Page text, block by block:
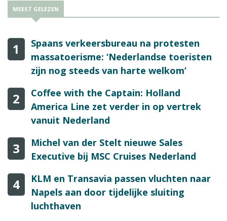
MEEST GELEZEN
1
Spaans verkeersbureau na protesten
massatoerisme: ‘Nederlandse toeristen
zijn nog steeds van harte welkom’
2
Coffee with the Captain: Holland
America Line zet verder in op vertrek
vanuit Nederland
3
Michel van der Stelt nieuwe Sales
Executive bij MSC Cruises Nederland
4
KLM en Transavia passen vluchten naar
Napels aan door tijdelijke sluiting
luchthaven